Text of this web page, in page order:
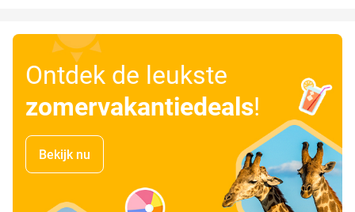
Ontdek de leukste
zomervakantiedeals!
Bekijk nu